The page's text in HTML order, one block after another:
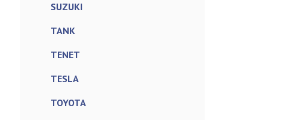
SUZUKI
TANK
TENET
TESLA
TOYOTA